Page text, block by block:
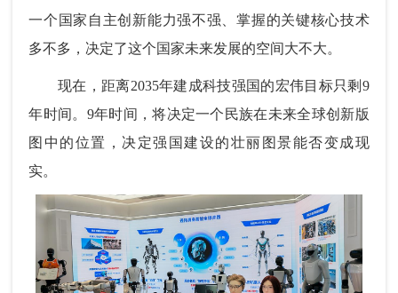
一个国家自主创新能力强不强、掌握的关键核心技术
多不多，决定了这个国家未来发展的空间大不大。
现在，距离2035年建成科技强国的宏伟目标只剩9
年时间。9年时间，将决定一个民族在未来全球创新版
图中的位置，决定强国建设的壮丽图景能否变成现
实。